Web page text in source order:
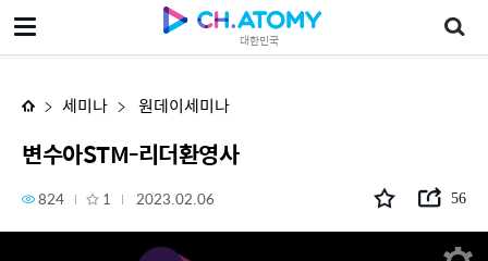
대한민국
변수아STM-리더환영사
세미나 원데이세미나
변수아STM-리더환영사
824 1 2023.02.06 56